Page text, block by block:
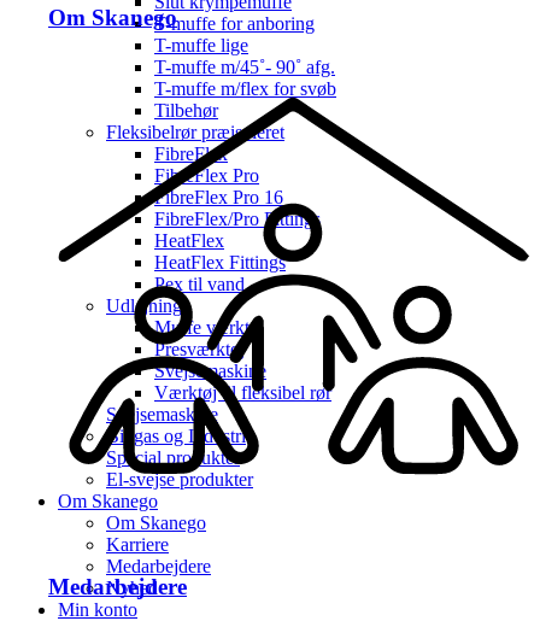
Om Skanego
Medarbejdere
T-muffe for anboring
T-muffe lige
T-muffe m/45˚- 90˚ afg.
T-muffe m/flex for svøb
Tilbehør
Fleksibelrør præisoleret
FibreFlex
FibreFlex Pro
FibreFlex Pro 16
FibreFlex/Pro Fittings
HeatFlex
HeatFlex Fittings
Pex til vand
Udlejning
Muffe værktøj
Presværktøj
Svejsemaskine
Værktøj til fleksibel rør
Svejsemaskine
Biogas og Industri
Special produkter
El-svejse produkter
Om Skanego
Om Skanego
Karriere
Medarbejdere
Nyhed
Min konto